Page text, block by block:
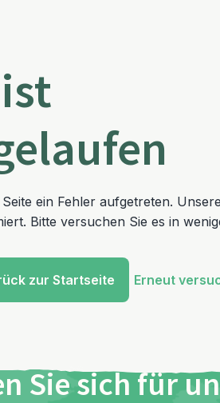
ein Fehler aufgetreten.
Bitte versuchen Sie es in
zur Startseite Erneut
Sie sich für